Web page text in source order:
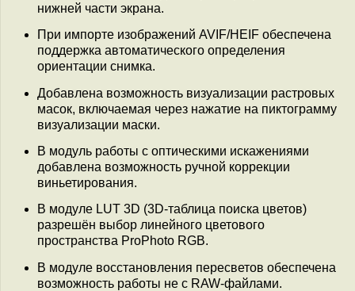
нижней части экрана.
При импорте изображений AVIF/HEIF обеспечена
поддержка автоматического определения
ориентации снимка.
Добавлена возможность визуализации растровых
масок, включаемая через нажатие на пиктограмму
визуализации маски.
В модуль работы с оптическими искажениями
добавлена возможность ручной коррекции
виньетирования.
В модуле LUT 3D (3D-таблица поиска цветов)
разрешён выбор линейного цветового
пространства ProPhoto RGB.
В модуле восстановления пересветов обеспечена
возможность работы не с RAW-файлами.